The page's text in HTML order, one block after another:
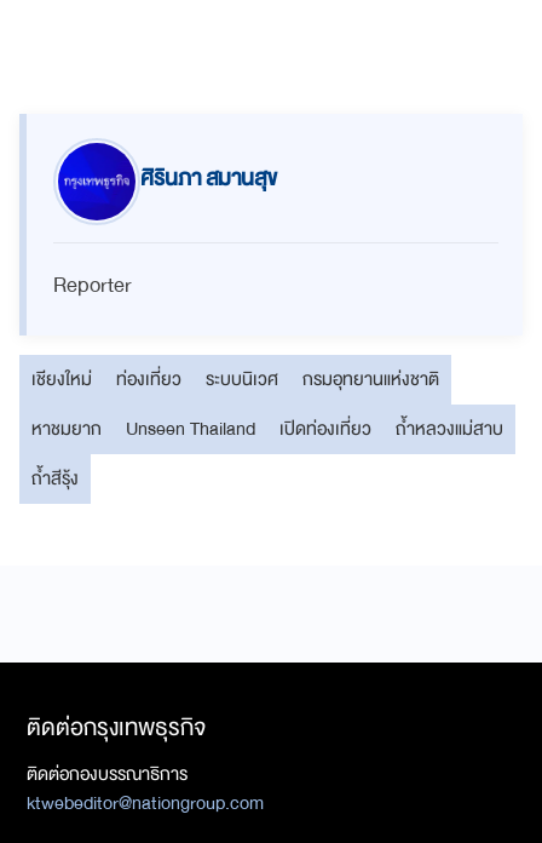
ศิรินภา สมานสุข
Reporter
เชียงใหม่ ท่องเที่ยว ระบบนิเวศ
กรมอุทยานแห่งชาติ
หาชมยาก
Unseen Thailand เปิดท่องเที่ยว
ถ้ำหลวงแม่สาบ
ถ้ำสีรุ้ง
ติดต่อกรุงเทพธุรกิจ
ติดต่อกองบรรณาธิการ
ktwebeditor@nationgroup.com